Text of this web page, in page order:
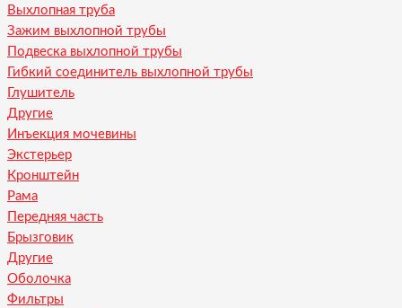
Выхлопная труба
Зажим выхлопной трубы
Подвеска выхлопной трубы
Гибкий соединитель выхлопной трубы
Глушитель
Другие
Инъекция мочевины
Экстерьер
Кронштейн
Рама
Передняя часть
Брызговик
Другие
Оболочка
Фильтры